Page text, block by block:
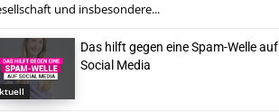
und insbesondere...
Das hilft gegen eine Spam-Welle auf
Social Media